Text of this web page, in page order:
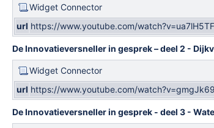
Widget Connector
url https://www.youtube.com/
De Innovatieversneller in gesprek – deel 2 -
Widget Connector
url https://www.youtube.com/
De Innovatieversneller in gesprek - deel 3 -